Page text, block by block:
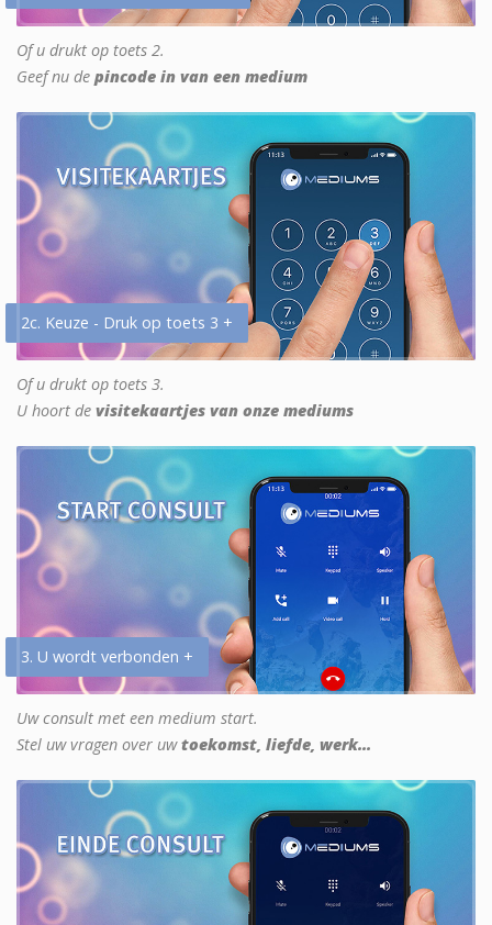
Of u drukt op toets 2.
Geef nu de pincode in van een medium
2c. Keuze - Druk op toets 3 +
Of u drukt op toets 3.
U hoort de visitekaartjes van onze mediums
3. U wordt verbonden +
Uw consult met een medium start.
Stel uw vragen over uwtoekomst, liefde, werk...